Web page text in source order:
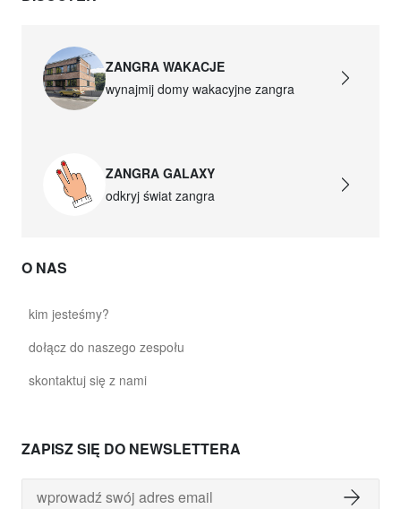
ZANGRA WAKACJE
wynajmij domy wakacyjne zangra
ZANGRA GALAXY
odkryj świat zangra
O NAS
kim jesteśmy?
dołącz do naszego zespołu
skontaktuj się z nami
ZAPISZ SIĘ DO NEWSLETTERA